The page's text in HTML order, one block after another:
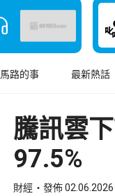
馬路的事 最新熱話
騰訊雲
97.5%
財經 發佈